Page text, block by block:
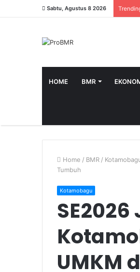
Sabtu, Agustus 8 2026
HOME BMR
Home / BMR /
Tumbuh
Kotamobagu
UMKM